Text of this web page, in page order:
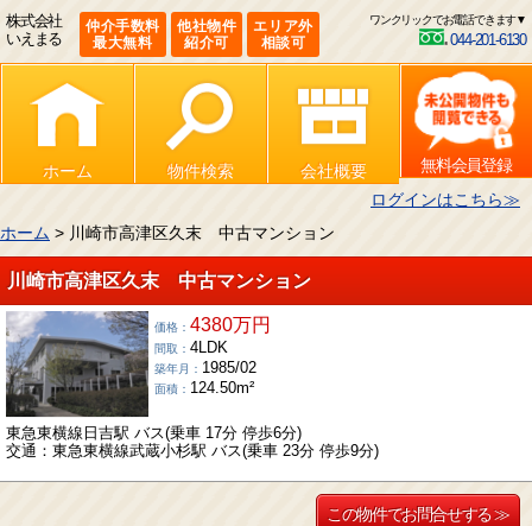
株式会社
いえまる
仲介手数料
最大無料
他社物件
紹介可
エリア外
相談可
ワンクリックでお電話できます▼
044-201-6130
ホーム 物件検索 会社概要
無料会員登録
ログインはこちら≫
ホーム > 川崎市高津区久末 中古マンション
川崎市高津区久末 中古マンション
価格： 4380万円
間取： 4LDK
築年月： 1985/02
面積： 124.50m²
東急東横線日吉駅 バス(乗車 17分 停歩6分)
交通：東急東横線武蔵小杉駅 バス(乗車 23分 停歩9分)
この物件でお問合せする ≫